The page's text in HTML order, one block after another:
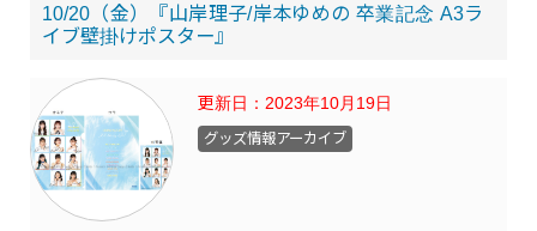
10/20（金）『山岸理子/岸本ゆめの 卒業記念 A3ラ
イブ壁掛けポスター』
更新日： 2023年10月19日
グッズ情報アーカイブ